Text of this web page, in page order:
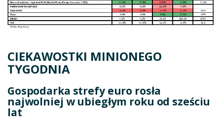
CIEKAWOSTKI MINIONEGO
TYGODNIA
Gospodarka strefy euro rosła
najwolniej w ubiegłym roku od sześciu
lat